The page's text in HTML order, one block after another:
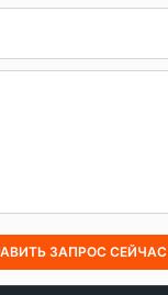
ЗАПРОС СЕЙЧАС